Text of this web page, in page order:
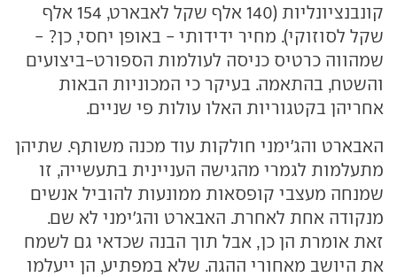
קונבנציונליות (140 אלף שקל לאבארט, 154 אלף
שקל לסוזוקי). מחיר ידידותי - באופן יחסי, כן? -
שמהווה כרטיס כניסה לעולמות הספורט-ביצועים
והשטח, בהתאמה. בעיקר כי המכוניות הבאות
אחריהן בקטגוריות האלו עולות פי שניים.
האבארט והג'ימני חולקות עוד מכנה משותף. שתיהן
מתעלמות לגמרי מהגישה העניינית בתעשייה, זו
שמנחה מעצבי קופסאות ממונעות להוביל אנשים
מנקודה אחת לאחרת. האבארט והג'ימני לא שם.
זאת אומרת הן כן, אבל תוך הבנה שכדאי גם לשמח
את היושב מאחורי ההגה. שלא במפתיע, הן ייעלמו